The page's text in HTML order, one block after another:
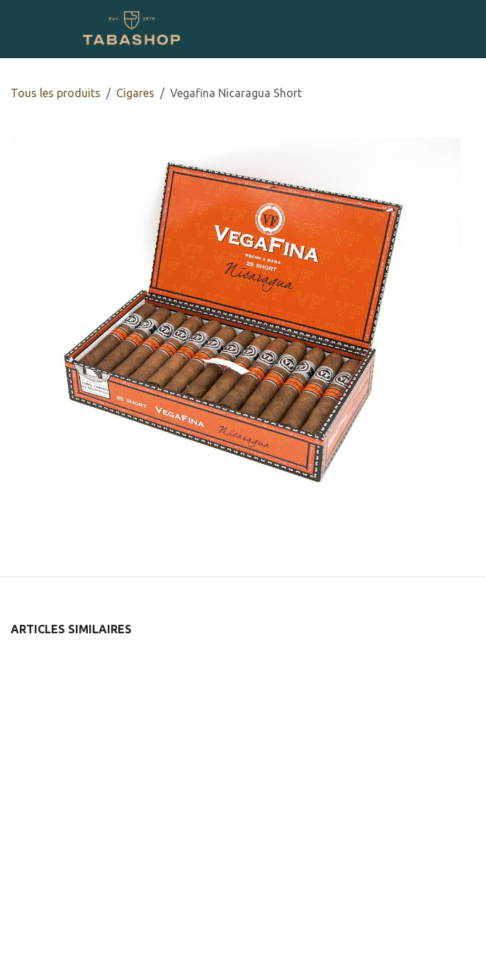
Tous les produits ​​​Cigares Vegafina Nicaragua Short
ARTICLES SIMILAIRES